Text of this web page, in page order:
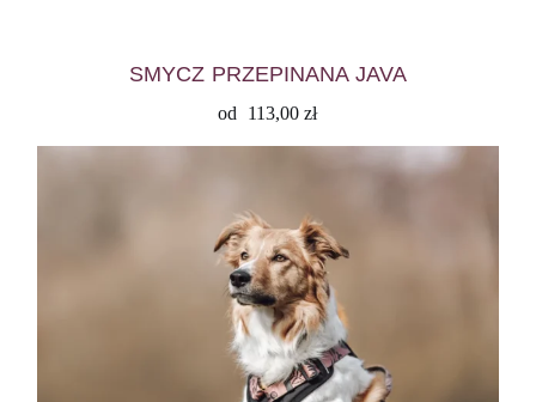
SMYCZ PRZEPINANA JAVA
od 113,00zł